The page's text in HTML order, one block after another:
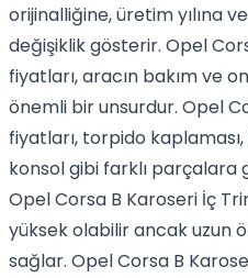
orijinalliğine, üretim yılına
değişiklik gösterir. Opel
fiyatları, aracın bakım ve
önemli bir unsurdur. Opel
fiyatları, torpido
konsol gibi farklı parçalara
Opel Corsa B Karoseri İç
yüksek olabilir ancak uzun
sağlar. Opel Corsa B